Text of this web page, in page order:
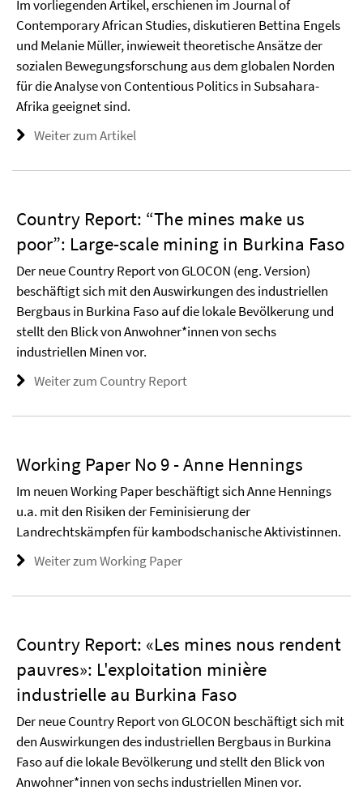
Im vorliegenden Artikel, erschienen im Journal of
Contemporary African Studies, diskutieren Bettina Engels
und Melanie Müller, inwieweit theoretische Ansätze der
sozialen Bewegungsforschung aus dem globalen Norden
für die Analyse von Contentious Politics in Subsahara-
Afrika geeignet sind.
Weiter zum Artikel
Country Report: “The mines make us
poor”: Large-scale mining in Burkina Faso
Der neue Country Report von GLOCON (eng. Version)
beschäftigt sich mit den Auswirkungen des industriellen
Bergbaus in Burkina Faso auf die lokale Bevölkerung und
stellt den Blick von Anwohner*innen von sechs
industriellen Minen vor.
Weiter zum Country Report
Working Paper No 9 - Anne Hennings
Im neuen Working Paper beschäftigt sich Anne Hennings
u.a. mit den Risiken der Feminisierung der
Landrechtskämpfen für kambodschanische Aktivistinnen.
Weiter zum Working Paper
Country Report: «Les mines nous rendent
pauvres»: L'exploitation minière
industrielle au Burkina Faso
Der neue Country Report von GLOCON beschäftigt sich mit
den Auswirkungen des industriellen Bergbaus in Burkina
Faso auf die lokale Bevölkerung und stellt den Blick von
Anwohner*innen von sechs industriellen Minen vor.